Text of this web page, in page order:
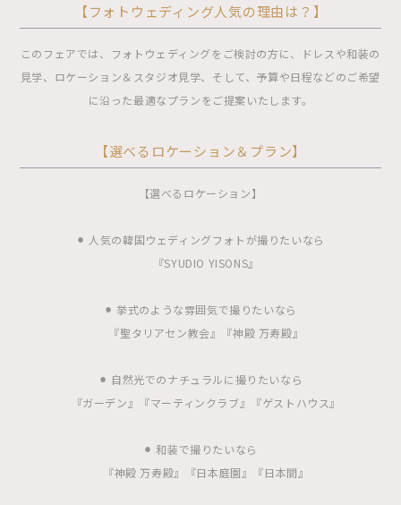
【フォトウェディング人気の理由は？】
このフェアでは、フォトウェディングをご検討の方に、ドレスや和装の
見学、ロケーション＆スタジオ見学、そして、予算や日程などのご希望
に沿った最適なプランをご提案いたします。
【選べるロケーション＆プラン】
【選べるロケーション】
⚫︎ 人気の韓国ウェディングフォトが撮りたいなら
『SYUDIO YISONS』
⚫︎ 挙式のような雰囲気で撮りたいなら
『聖タリアセン教会』『神殿 万寿殿』
⚫︎ 自然光でのナチュラルに撮りたいなら
『ガーデン』『マーティンクラブ』『ゲストハウス』
⚫︎ 和装で撮りたいなら
『神殿 万寿殿』『日本庭園』『日本間』